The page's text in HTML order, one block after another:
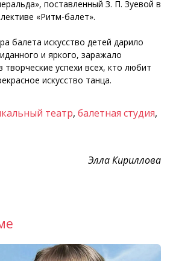
поставленный З. П. Зуевой в
«Ритм-балет».
балета искусство детей дарило
и яркого, заражало
успехи всех, кто любит
искусство танца.
театр, балетная студия,
Элла Кириллова